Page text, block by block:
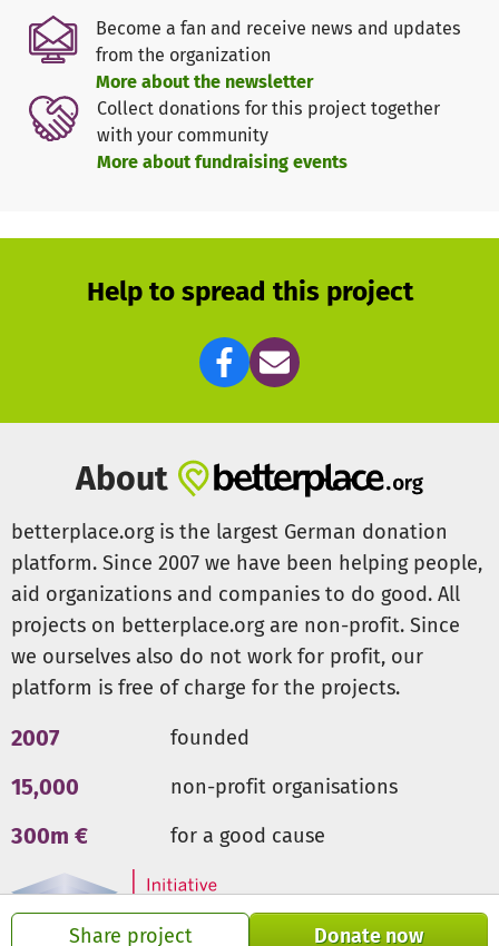
Share project Donate now
und gesundes Leben führen.
Die Zulassung steht aus und wird von Tiermedizinern
händeringend erwartet, aber so viel Zeit haben unsere
Katzen nicht.
Unser Tierheim hat inzwischen viele FIP-Therapien
erfolgreich begleitet und so über ein Dutzend Katzenleben
großer Bemühungen lassen sich weitere Ansteckungen
nicht vermeiden - mit dem Felinen Coronavirus (kein
COVID, nicht ansteckend für Menschen!) kommen nahezu
alle Katzen in ihrem Leben in Kontakt und wenn es
mutiert, erkranken sie schwer.
Katzenfreunden, die uns bei der Therapie unterstütze -
und suchen auch immer Pflegestellen, die den Katzen
während ihrer Behandlung ein Zuhause auf Zeit bieten
möchten!
Die Kosten, die wir decken müssen, liegen bei pro Katze
bei etwa 12€/Tag, die Behandlung läuft über mindestens
12 Wochen. Die Katzen bekommen Injektionen oder
Tabletten, werden engmaschig überwacht und über
tierärztliche Untersuchungen, Laborprofile und
Zufütterung abgesichert und aufgebaut.
Katzenbesitzer, deren Liebling von FIP betroffen ist, steht
aufopfernd mit Rat und Tat zur Seite:
https://gemeinsamgegenfip.jimdofree.com/
Mehr Informationen zur Therapie gibt es auch hier von der
Become a fan and receive news and updates
from the organization
More about the newsletter
Collect donations for this project together
with your community
More about fundraising events
Help to spread this project
About
betterplace.org is the largest German donation
platform. Since 2007 we have been helping people,
aid organizations and companies to do good. All
projects on betterplace.org are non-profit. Since
we ourselves also do not work for profit, our
platform is free of charge for the projects.
2007 founded
15,000 non-profit organisations
300m € for a good cause